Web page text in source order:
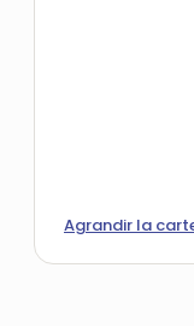
Agrandir la